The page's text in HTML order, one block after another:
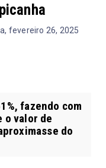
fevereiro 26, 2025
fazendo com
o valor de
do